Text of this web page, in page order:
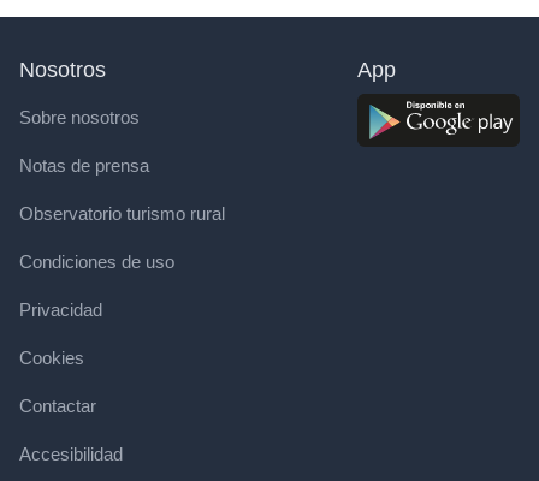
Nosotros
Sobre nosotros
Notas de prensa
Observatorio turismo rural
Condiciones de uso
Privacidad
Cookies
Contactar
Accesibilidad
App